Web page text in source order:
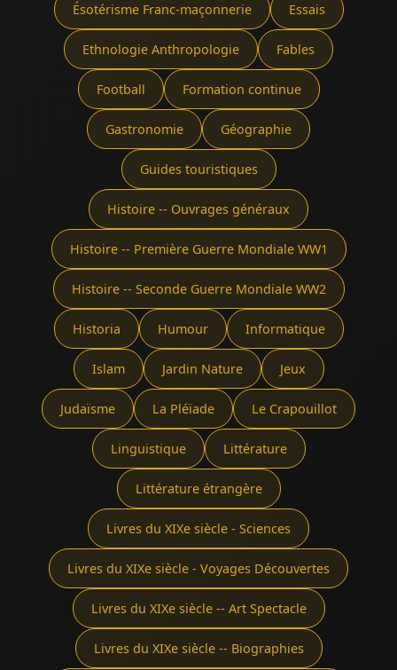
Ésotérisme Franc-maçonnerie Essais
Ethnologie Anthropologie Fables
Football Formation continue
Gastronomie Géographie
Guides touristiques
Histoire -- Ouvrages généraux
Histoire -- Première Guerre Mondiale WW1
Histoire -- Seconde Guerre Mondiale WW2
Historia Humour Informatique
Islam Jardin Nature Jeux
Judaïsme La Pléïade Le Crapouillot
Linguistique Littérature
Littérature étrangère
Livres du XIXe siècle - Sciences
Livres du XIXe siècle - Voyages Découvertes
Livres du XIXe siècle -- Art Spectacle
Livres du XIXe siècle -- Biographies